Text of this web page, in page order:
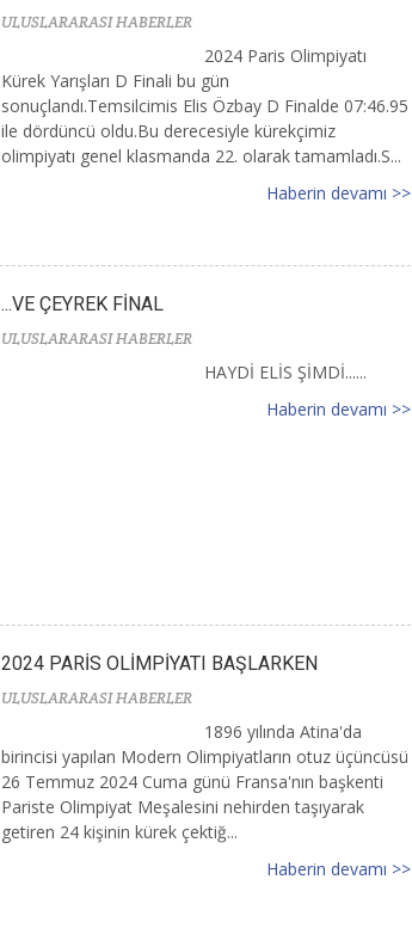
ULUSLARARASI HABERLER
2024 Paris Olimpiyatı
Kürek Yarışları D Finali bu gün
sonuçlandı.Temsilcimis Elis Özbay D Finalde 07:46.95
ile dördüncü oldu.Bu derecesiyle kürekçimiz
olimpiyatı genel klasmanda 22. olarak tamamladı.S...
Haberin devamı >>
...VE ÇEYREK FİNAL
ULUSLARARASI HABERLER
HAYDİ ELİS ŞİMDİ......
Haberin devamı >>
2024 PARİS OLİMPİYATI BAŞLARKEN
ULUSLARARASI HABERLER
1896 yılında Atina'da
birincisi yapılan Modern Olimpiyatların otuz üçüncüsü
26 Temmuz 2024 Cuma günü Fransa'nın başkenti
Pariste Olimpiyat Meşalesini nehirden taşıyarak
getiren 24 kişinin kürek çektiğ...
Haberin devamı >>